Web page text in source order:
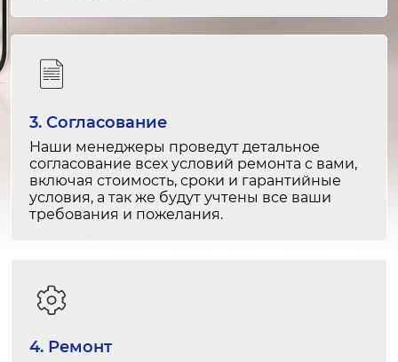
Замена блока подсветки
от 3 000 ₽
1-2 часа
от 1 000 ₽
Калибровка экрана
Замена USB
1-2 часа
от 2 000 ₽
3. Согласование
Наши менеджеры проведут детальное
согласование всех условий ремонта с вами,
включая стоимость, сроки и гарантийные
условия, а так же будут учтены все ваши
требования и пожелания.
4. Ремонт